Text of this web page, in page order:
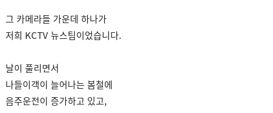
그 카메라들 가운데 하나가
저희 KCTV 뉴스팀이었습니다.
날이 풀리면서
나들이객이 늘어나는 봄철에
음주운전이 증가하고 있고,